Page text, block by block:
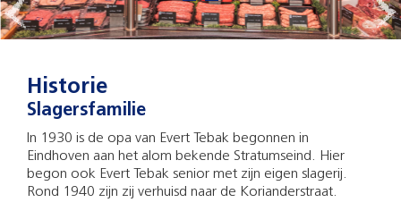
Historie
Slagersfamilie
In 1930 is de opa van Evert Tebak begonnen in
Eindhoven aan het alom bekende Stratumseind. Hier
begon ook Evert Tebak senior met zijn eigen slagerij.
Rond 1940 zijn zij verhuisd naar de Korianderstraat.